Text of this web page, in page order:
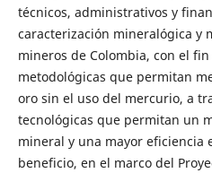
técnicos, administrativos y
caracterización mineralógica y
mineros de Colombia, con el
metodológicas que permitan
oro sin el uso del mercurio, a
tecnológicas que permitan un
mineral y una mayor eficiencia
beneficio, en el marco del